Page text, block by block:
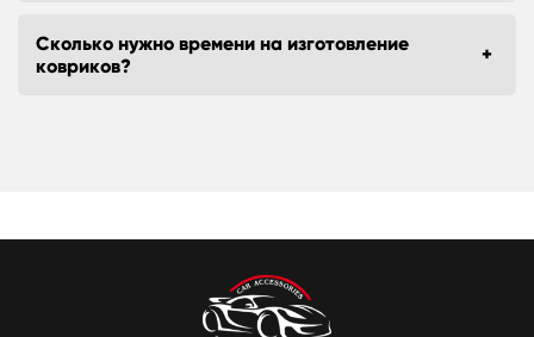
Сколько нужно времени на изготовление
ковриков?